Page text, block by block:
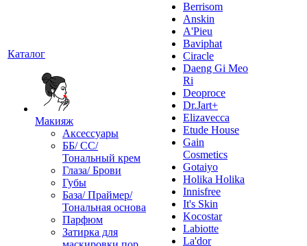
Каталог
Макияж
Аксессуары
ББ/ СС/
Тональный крем
Глаза/ Брови
Губы
База/ Праймер/
Тональная основа
Парфюм
Затирка для
Berrisom
Anskin
A'Pieu
Baviphat
Ciracle
Daeng Gi Meo
Ri
Deoproce
Dr.Jart+
Elizavecca
Etude House
Gain
Cosmetics
Gotaiyo
Holika Holika
Innisfree
It's Skin
Kocostar
Labiotte
La'dor